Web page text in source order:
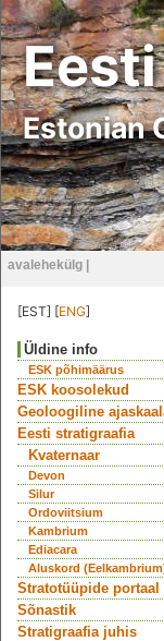
Estonian
avalehekülg
[EST] [ENG]
Üldine info
ESK põhimäärus
ESK koosolekud
Geoloogiline
Eesti stratigraafia
Kvaternaar
Devon
Silur
Ordoviitsium
Kambrium
Ediacara
Aluskord
Stratotüüpide portaal
Sõnastik
Stratigraafia juhis